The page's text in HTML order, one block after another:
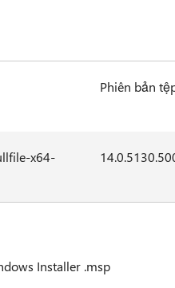
Phiên bản
x64-
Installer .msp